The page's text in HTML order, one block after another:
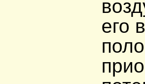
его